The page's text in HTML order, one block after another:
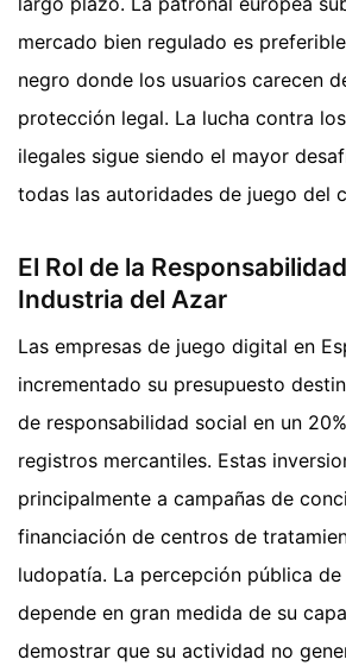
mercado bien regulado es
negro donde los usuarios carecen
protección legal. La lucha contra
ilegales sigue siendo el mayor
todas las autoridades de juego del
El Rol de la
Industria del Azar
Las empresas de juego digital en
incrementado su presupuesto
de responsabilidad social en un
registros mercantiles. Estas
principalmente a campañas de
financiación de centros de
ludopatía. La percepción pública
depende en gran medida de su
demostrar que su actividad no